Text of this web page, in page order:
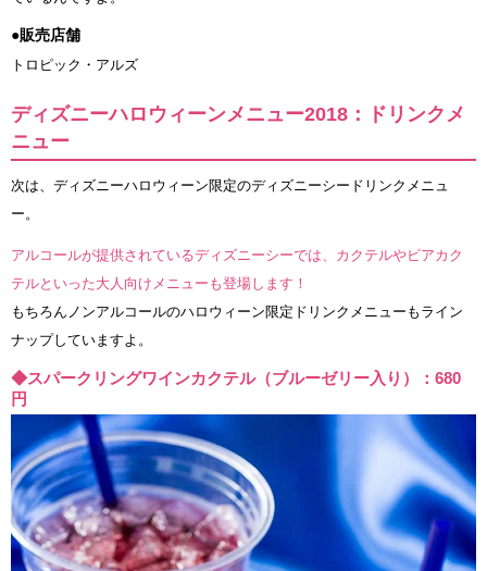
●販売店舗
トロピック・アルズ
ディズニーハロウィーンメニュー2018：ドリンクメ
ニュー
次は、ディズニーハロウィーン限定のディズニーシードリンクメニュ
ー。
アルコールが提供されているディズニーシーでは、カクテルやビアカク
テルといった大人向けメニューも登場します！
もちろんノンアルコールのハロウィーン限定ドリンクメニューもライン
ナップしていますよ。
◆スパークリングワインカクテル（ブルーゼリー入り）：680
円